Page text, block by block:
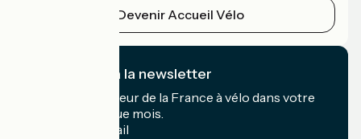
Devenir Accueil Vélo
Je m'abonne à la newsletter
Recevez le meilleur de la France à vélo dans votre
boîte mail chaque mois.
Mon adresse mail